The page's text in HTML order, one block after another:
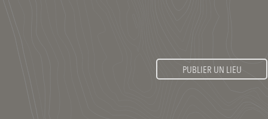
PUBLIER UN LIEU